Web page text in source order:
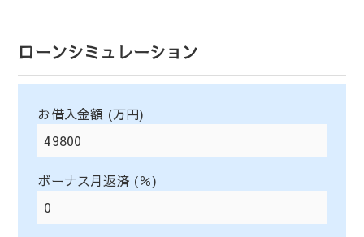
ローンシミュレーション
お借入金額 (万円)
ボーナス月返済 (％)